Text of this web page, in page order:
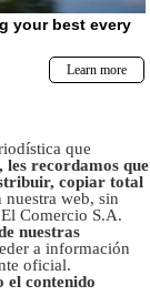
que
les recordamos que
copiar total
web, sin
Comercio S.A.
nuestras
a información
oficial.
el contenido